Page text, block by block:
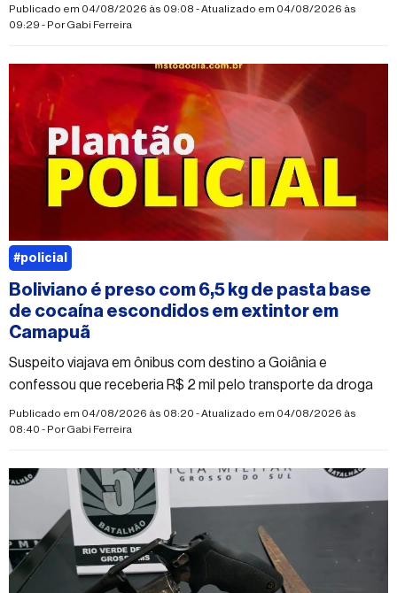
Publicado em 04/08/2026 às 09:08 - Atualizado em 04/08/2026 às
09:29 - PorGabi Ferreira
Boliviano é preso com 6,5 kg de pasta base
de cocaína escondidos em extintor em
Camapuã
Suspeito viajava em ônibus com destino a Goiânia e
confessou que receberia R$ 2 mil pelo transporte da droga
Publicado em 04/08/2026 às 08:20 - Atualizado em 04/08/2026 às
08:40 - PorGabi Ferreira
#policial